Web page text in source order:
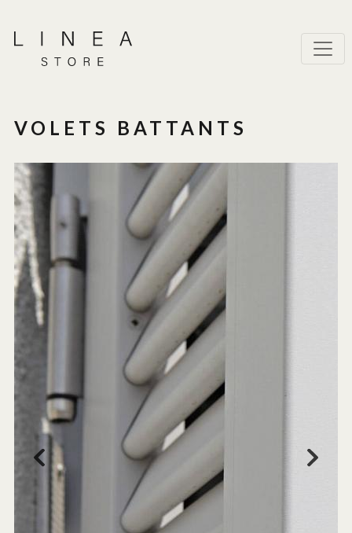
VOLETS BATTANTS